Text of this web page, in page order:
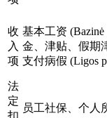
收
入
项
基本工资 (Bazinė
金、津贴、假期
支付病假 (Ligos
法
定
扣
员工社保、个人